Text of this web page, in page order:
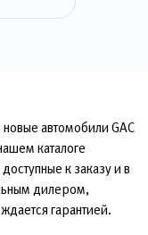
автомобили GAC
каталоге
к заказу и в
дилером,
гарантией.